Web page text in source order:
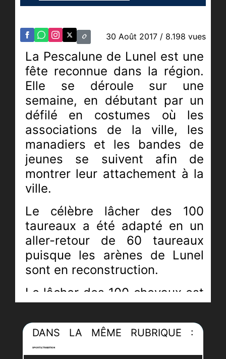
30 Août 2017 / 8.198 vues
La Pescalune de Lunel est une
fête reconnue dans la région.
Elle se déroule sur une
semaine, en débutant par un
défilé en costumes où les
associations de la ville, les
manadiers et les bandes de
jeunes se suivent afin de
montrer leur attachement à la
ville.
Le célèbre lâcher des 100
taureaux a été adapté en un
aller-retour de 60 taureaux
puisque les arènes de Lunel
sont en reconstruction.
Le lâcher des 100 chevaux est
quand-à-lui devenu
incontournable et attire
toujours autant de monde
année après année.
DANS LA MÊME RUBRIQUE :
SPORTS/TRADITION